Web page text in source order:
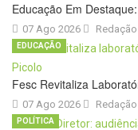
Educação Em
07 Ago 2026 Redação
Fesc Revitaliza
07 Ago 2026
EDUCAÇÃO
Redação
POLÍTICA